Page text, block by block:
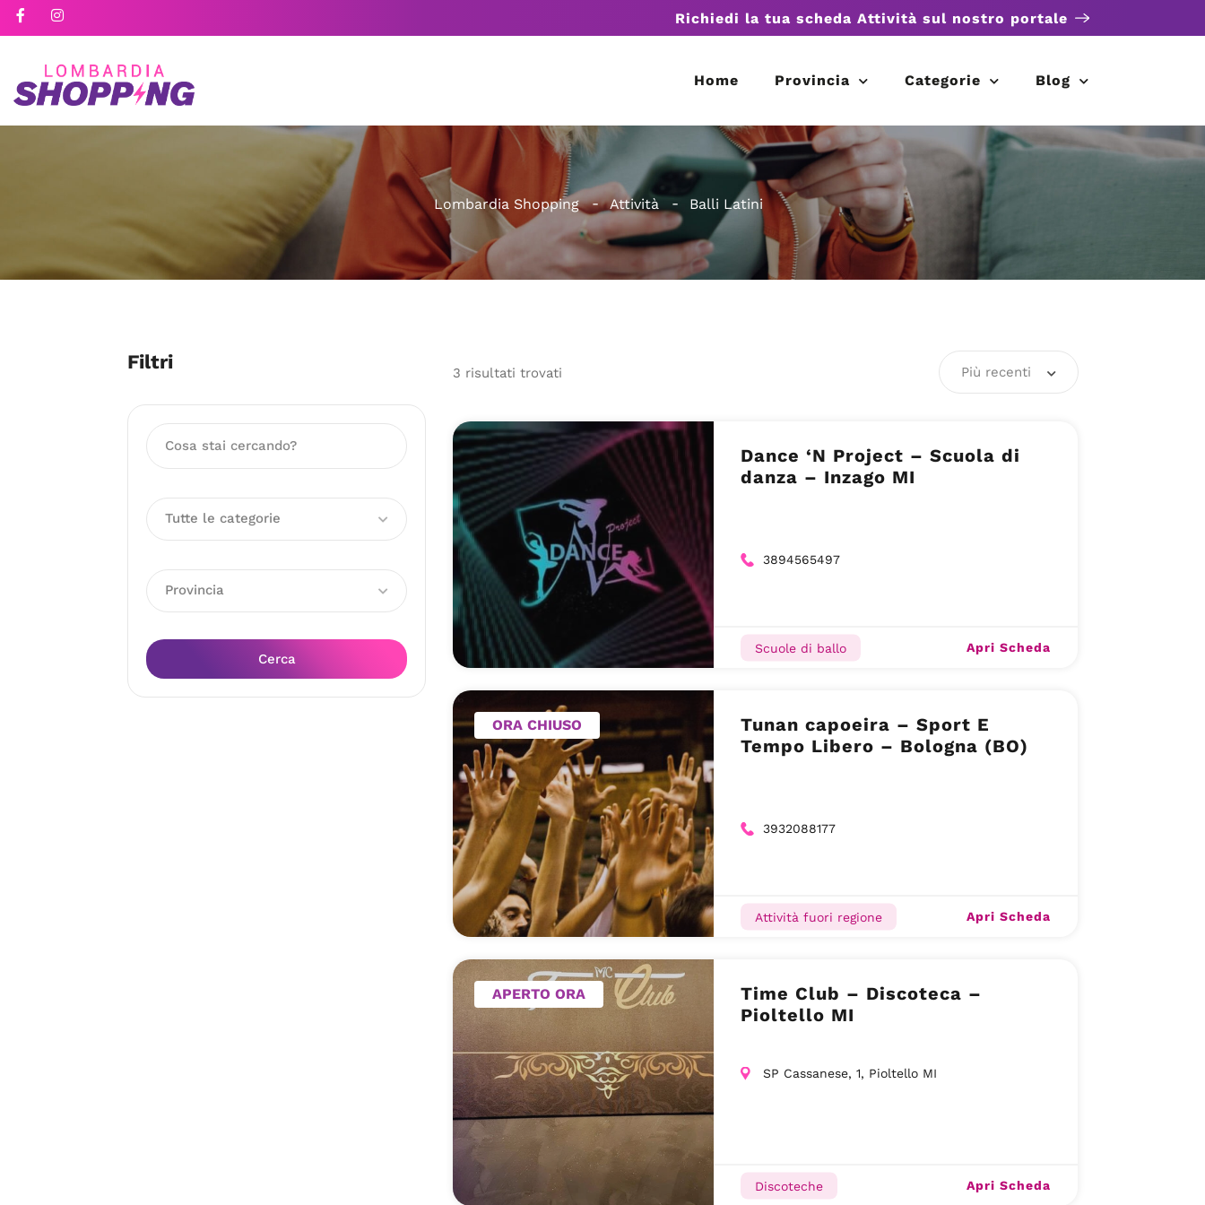
Richiedi la tua scheda Attività sul nostro portale
Home Provincia Categorie Blog
Lombardia Shopping Attività Balli Latini
Filtri
Tutte le categorie
Provincia
Cerca
3 risultati trovati Più recenti
Dance ‘N Project – Scuola di
danza – Inzago MI
3894565497
Scuole di ballo Apri Scheda
ORA CHIUSO
Tunan capoeira – Sport E
Tempo Libero – Bologna (BO)
3932088177
Attività fuori regione Apri Scheda
APERTO ORA
Time Club – Discoteca –
Pioltello MI
SP Cassanese, 1, Pioltello MI
Discoteche Apri Scheda